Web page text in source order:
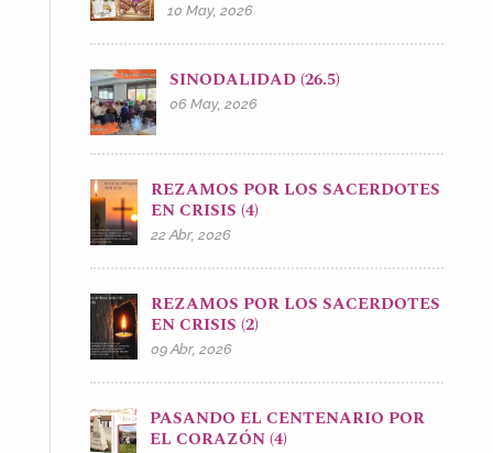
10 May, 2026
SINODALIDAD (26.5)
06 May, 2026
REZAMOS POR LOS SACERDOTES
EN CRISIS (4)
22 Abr, 2026
REZAMOS POR LOS SACERDOTES
EN CRISIS (2)
09 Abr, 2026
PASANDO EL CENTENARIO POR
EL CORAZÓN (4)